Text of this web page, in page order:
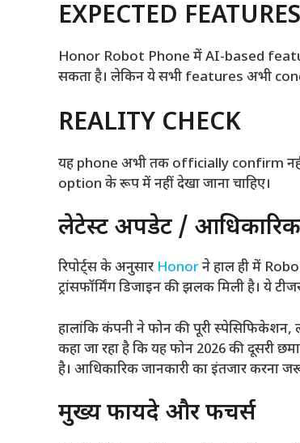
EXPECTED FEATURES
Honor Robot Phone में AI-based
सकता है। लेकिन ये सभी features अभी
REALITY CHECK
यह phone अभी तक officially confirm
option के रूप में नहीं देखा जाना चाहिए।
लेटेस्ट अपडेट / आधिकारिक
रिपोर्ट्स के अनुसार Honorने हाल ही में
ट्रांसफॉर्मिंग डिजाइन की झलक मिली है। ये
हालांकि कंपनी ने फोन की पूरी स्पेसिफिकेशन,
कहा जा रहा है कि यह फोन 2026 की दूसरी
है। आधिकारिक जानकारी का इंतजार करना
मुख्य फायदे और फीचर्स